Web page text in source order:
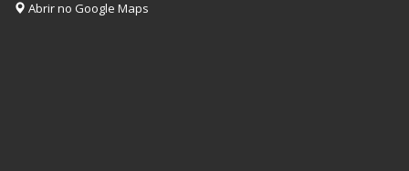
Abrir no Google Maps